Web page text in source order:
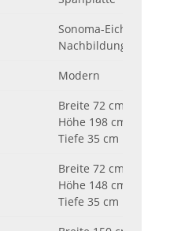
Sonoma-Eiche
Nachbildung
Modern
Breite 72 cm,
Höhe 198 cm,
Tiefe 35 cm
Breite 72 cm,
Höhe 148 cm,
Tiefe 35 cm